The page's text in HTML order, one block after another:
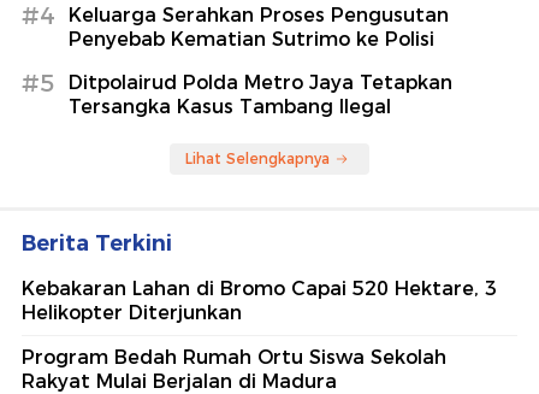
#4
Keluarga Serahkan Proses Pengusutan
Penyebab Kematian Sutrimo ke Polisi
#5
Ditpolairud Polda Metro Jaya Tetapkan
Tersangka Kasus Tambang Ilegal
Lihat Selengkapnya
Berita Terkini
Kebakaran Lahan di Bromo Capai 520 Hektare, 3
Helikopter Diterjunkan
Program Bedah Rumah Ortu Siswa Sekolah
Rakyat Mulai Berjalan di Madura